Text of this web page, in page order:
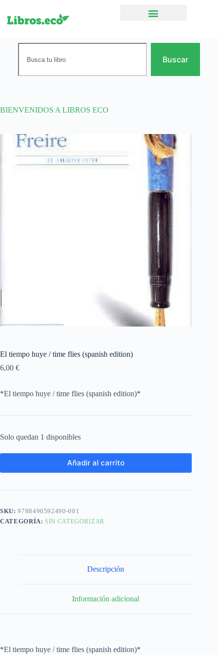
Buscar
BIENVENIDOS A LIBROS ECO
El tiempo huye / time flies (spanish edition)
6,00 €
*El tiempo huye / time flies (spanish edition)*
Solo quedan 1 disponibles
Añadir al carrito
SKU:9788496592490-001
CATEGORÍA: SIN CATEGORIZAR
Descripción
Información adicional
*El tiempo huye / time flies (spanish edition)*